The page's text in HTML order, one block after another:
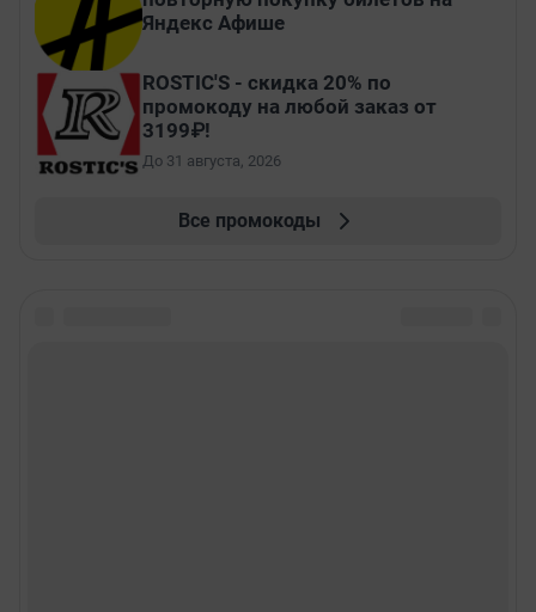
Яндекс Афише
ROSTIC'S - скидка 20% по
промокоду на любой заказ от
3199₽!
До 31 августа, 2026
Все промокоды